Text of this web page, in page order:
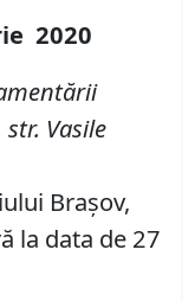
2020
ării
Vasile
Brașov,
la data de 27